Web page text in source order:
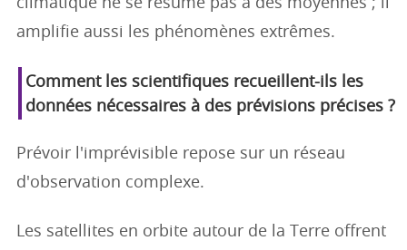
climatique ne se résume pas à des moyennes ; il
amplifie aussi les phénomènes extrêmes.
Comment les scientifiques recueillent-ils les
données nécessaires à des prévisions précises ?
Prévoir l'imprévisible repose sur un réseau
d'observation complexe.
Les satellites en orbite autour de la Terre offrent